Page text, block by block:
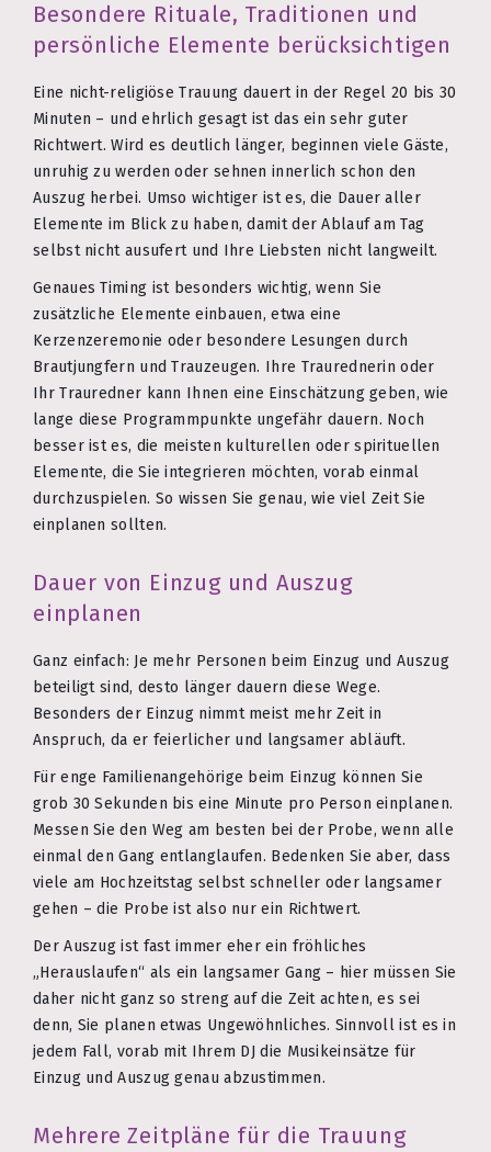
Besondere Rituale, Traditionen und
persönliche Elemente berücksichtigen
Eine nicht-religiöse Trauung dauert in der Regel 20 bis 30
Minuten – und ehrlich gesagt ist das ein sehr guter
Richtwert. Wird es deutlich länger, beginnen viele Gäste,
unruhig zu werden oder sehnen innerlich schon den
Auszug herbei. Umso wichtiger ist es, die Dauer aller
Elemente im Blick zu haben, damit der Ablauf am Tag
selbst nicht ausufert und Ihre Liebsten nicht langweilt.
Genaues Timing ist besonders wichtig, wenn Sie
zusätzliche Elemente einbauen, etwa eine
Kerzenzeremonie oder besondere Lesungen durch
Brautjungfern und Trauzeugen. Ihre Traurednerin oder
Ihr Trauredner kann Ihnen eine Einschätzung geben, wie
lange diese Programmpunkte ungefähr dauern. Noch
besser ist es, die meisten kulturellen oder spirituellen
Elemente, die Sie integrieren möchten, vorab einmal
durchzuspielen. So wissen Sie genau, wie viel Zeit Sie
einplanen sollten.
Dauer von Einzug und Auszug
einplanen
Ganz einfach: Je mehr Personen beim Einzug und Auszug
beteiligt sind, desto länger dauern diese Wege.
Besonders der Einzug nimmt meist mehr Zeit in
Anspruch, da er feierlicher und langsamer abläuft.
Für enge Familienangehörige beim Einzug können Sie
grob 30 Sekunden bis eine Minute pro Person einplanen.
Messen Sie den Weg am besten bei der Probe, wenn alle
einmal den Gang entlanglaufen. Bedenken Sie aber, dass
viele am Hochzeitstag selbst schneller oder langsamer
gehen – die Probe ist also nur ein Richtwert.
Der Auszug ist fast immer eher ein fröhliches
„Herauslaufen“ als ein langsamer Gang – hier müssen Sie
daher nicht ganz so streng auf die Zeit achten, es sei
denn, Sie planen etwas Ungewöhnliches. Sinnvoll ist es in
jedem Fall, vorab mit Ihrem DJ die Musikeinsätze für
Einzug und Auszug genau abzustimmen.
Mehrere Zeitpläne für die Trauung